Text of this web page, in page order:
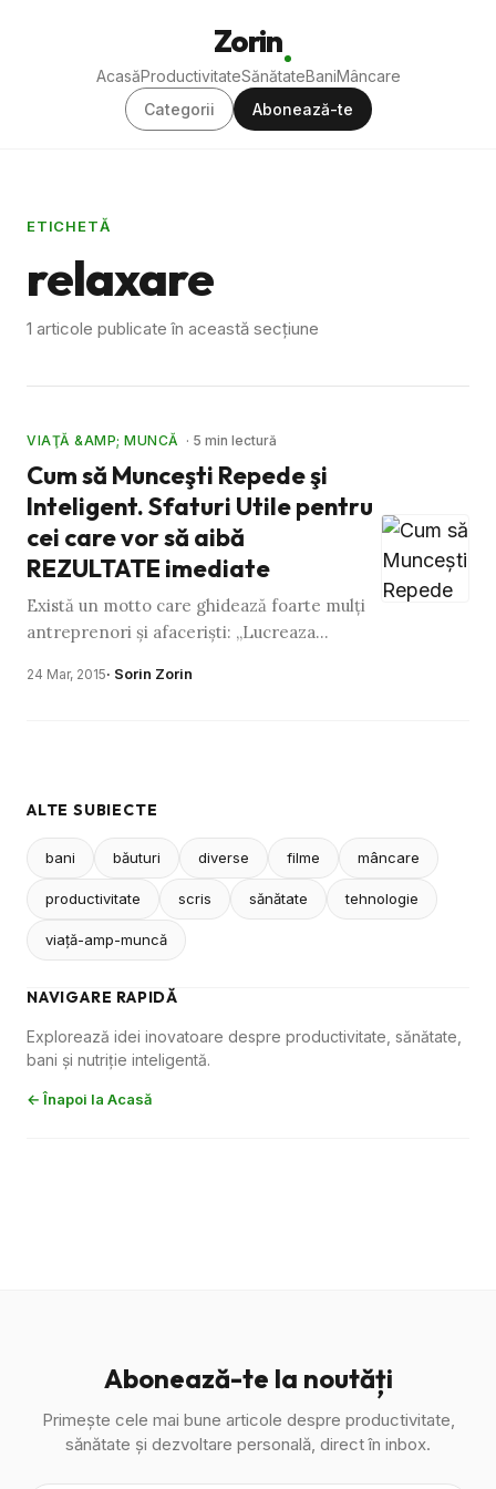
Zorin
AcasăProductivitateSănătateBaniMâncare
Categorii
Abonează-te
ETICHETĂ
relaxare
1 articole publicate în această secțiune
VIAŢĂ &AMP; MUNCĂ · 5 min lectură
Cum să Munceşti Repede şi
Inteligent. Sfaturi Utile pentru
cei care vor să aibă
REZULTATE imediate
Există un motto care ghidează foarte mulţi
antreprenori şi afacerişti: „Lucreaza
adevărat acest lucru? …
24 Mar, 2015· Sorin Zorin
ALTE SUBIECTE
bani băuturi diverse filme mâncare
productivitate scris sănătate tehnologie
viaţă-amp-muncă
NAVIGARE RAPIDĂ
Explorează idei inovatoare despre productivitate, sănătate,
bani și nutriție inteligentă.
← Înapoi la Acasă
Abonează-te la noutăți
Primește cele mai bune articole despre productivitate,
sănătate și dezvoltare personală, direct în inbox.